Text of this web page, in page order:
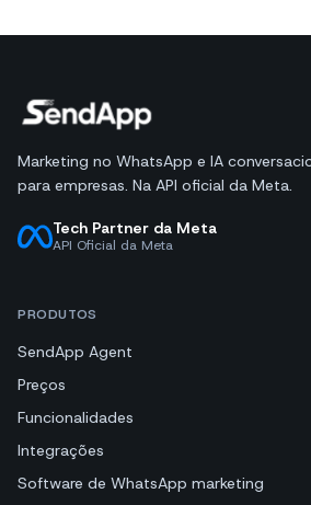
Marketing no WhatsApp e IA
para empresas. Na API oficial da Meta.
Tech Partner da Meta
API Oficial da Meta
PRODUTOS
SendApp Agent
Preços
Funcionalidades
Integrações
Software de WhatsApp marketing